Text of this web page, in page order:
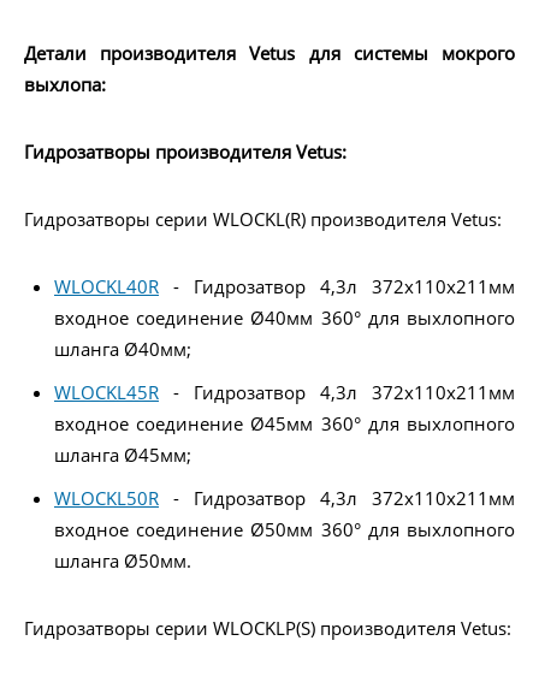
Детали производителя Vetus для системы мокрого
выхлопа:
Гидрозатворы производителя Vetus:
Гидрозатворы серии WLOCKL(R) производителя Vetus:
WLOCKL40R - Гидрозатвор 4,3л 372x110x211мм
входное соединение Ø40мм 360° для выхлопного
шланга Ø40мм;
WLOCKL45R - Гидрозатвор 4,3л 372x110x211мм
входное соединение Ø45мм 360° для выхлопного
шланга Ø45мм;
WLOCKL50R - Гидрозатвор 4,3л 372x110x211мм
входное соединение Ø50мм 360° для выхлопного
шланга Ø50мм.
Гидрозатворы серии WLOCKLP(S) производителя Vetus: